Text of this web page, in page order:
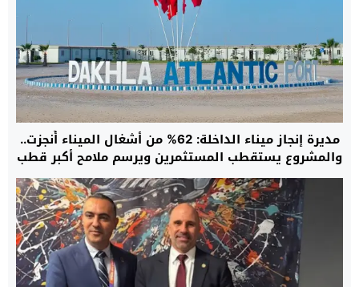
مديرة إنجاز ميناء الداخلة: 62% من أشغال الميناء أُنجزت..
والمشروع يستقطب المستثمرين ويرسم ملامح أكبر قطب
لوجستي بجنوب المغرب